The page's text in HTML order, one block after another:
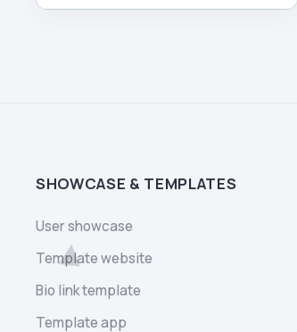
SHOWCASE & TEMPLATES
User showcase
Template website
Bio link template
Template app